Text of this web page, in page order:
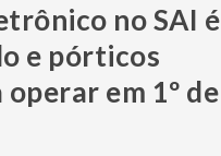
no SAI é
e pórticos
operar em 1º de